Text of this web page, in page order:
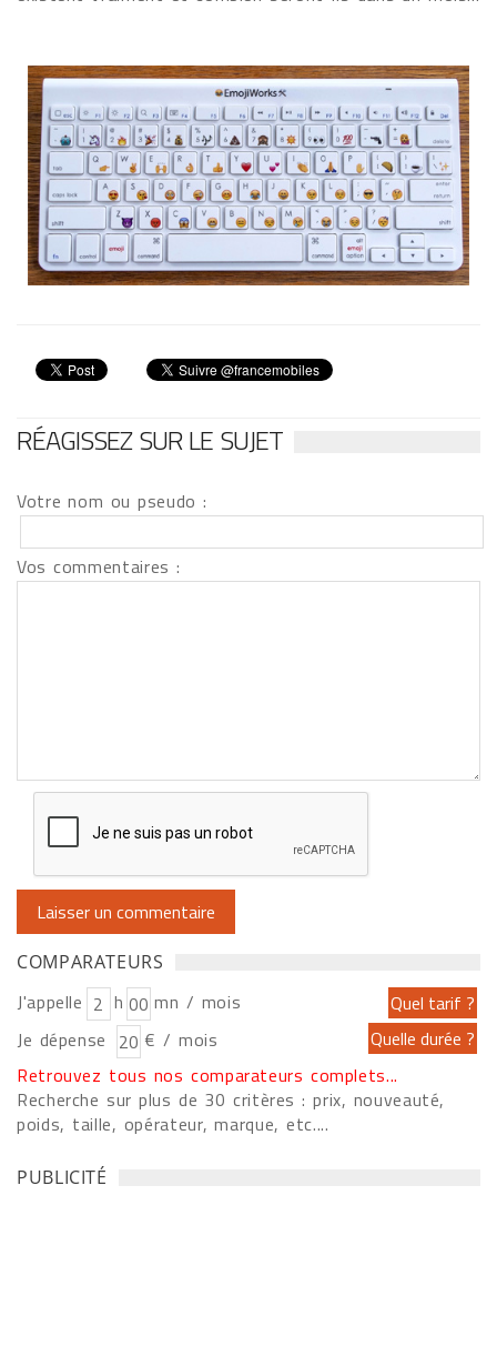
RÉAGISSEZ SUR LE SUJET
Votre nom ou pseudo :
Vos commentaires :
COMPARATEURS
J'appelle h
mn / mois
Je dépense
€ / mois
Retrouvez tous nos comparateurs complets...
Recherche sur plus de 30 critères : prix, nouveauté,
poids, taille, opérateur, marque, etc....
PUBLICITÉ